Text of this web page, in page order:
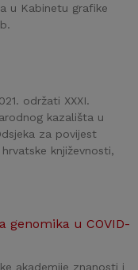
u Kabinetu grafike
održati XXXI.
kazališta u
za povijest
književnosti,
genomika u COVID-
akademije znanosti i